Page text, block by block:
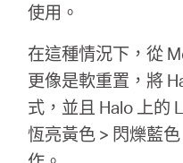
使用。
在這種情況下，從
更像是軟重置，將
式，並且 Halo 上的
恆亮黃色 > 閃爍藍